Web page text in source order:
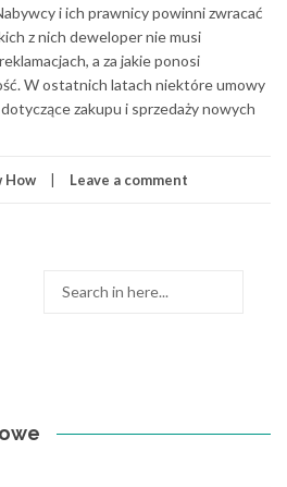
i ich prawnicy powinni zwracać
z nich deweloper nie musi
a za jakie ponosi
W ostatnich latach niektóre umowy
zakupu i sprzedaży nowych
How Leave a comment